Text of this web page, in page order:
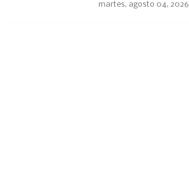
martes, agosto 04, 2026